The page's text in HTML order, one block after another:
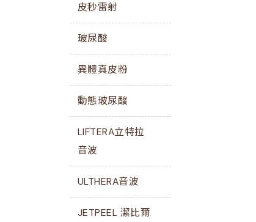
皮秒雷射
玻尿酸
異體真皮粉
動態玻尿酸
LIFTERA立特拉
音波
ULTHERA音波
JETPEEL 潔比爾